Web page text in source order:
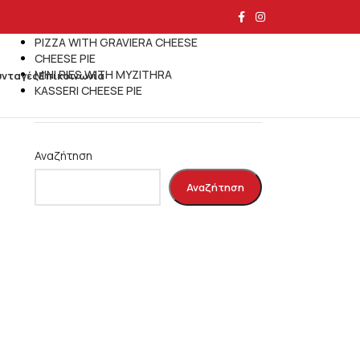
Επικοινωνία
PIZZA WITH GRAVIERA CHEESE
CHEESE PIE
MINI PIES WITH MYZITHRA
KASSERI CHEESE PIE
Αναζήτηση
Αναζήτηση